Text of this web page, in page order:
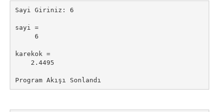
Sayi Giriniz: 6
sayi =
6
karekok =
2.4495
Program Akışı Sonlandı